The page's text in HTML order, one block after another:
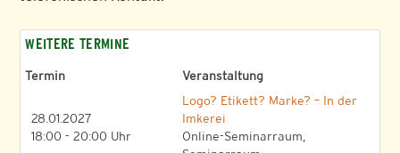
WEITERE TERMINE
Termin Veranstaltung
28.01.2027
18:00 - 20:00 Uhr
Logo? Etikett? Marke? – In der
Imkerei
Online-Seminarraum,